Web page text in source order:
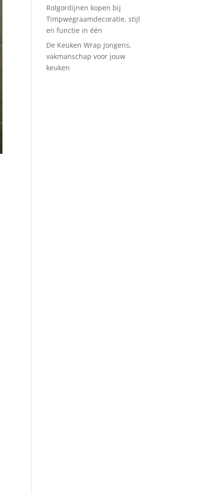
Rolgordijnen kopen bij
Timpwegraamdecoratie, stijl
en functie in één
De Keuken Wrap Jongens,
vakmanschap voor jouw
keuken